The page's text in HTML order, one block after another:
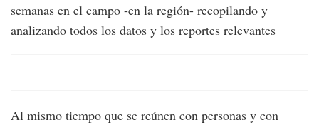
semanas en el campo -en la región- recopilando y
analizando todos los datos y los reportes relevantes
Al mismo tiempo que se reúnen con personas y con